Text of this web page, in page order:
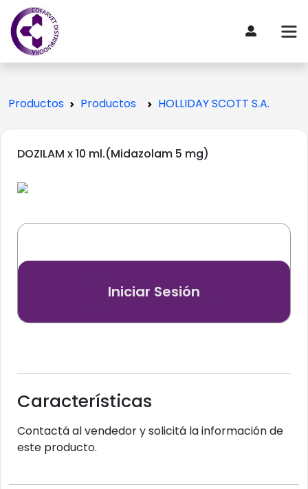
Productos Productos HOLLIDAY SCOTT S.A.
DOZILAM x 10 ml.(Midazolam 5 mg)
Iniciar Sesión
Características
Contactá al vendedor y solicitá la información de
este producto.